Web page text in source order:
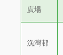
廣場
漁灣邨